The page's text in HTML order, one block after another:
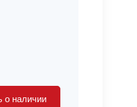
о наличии